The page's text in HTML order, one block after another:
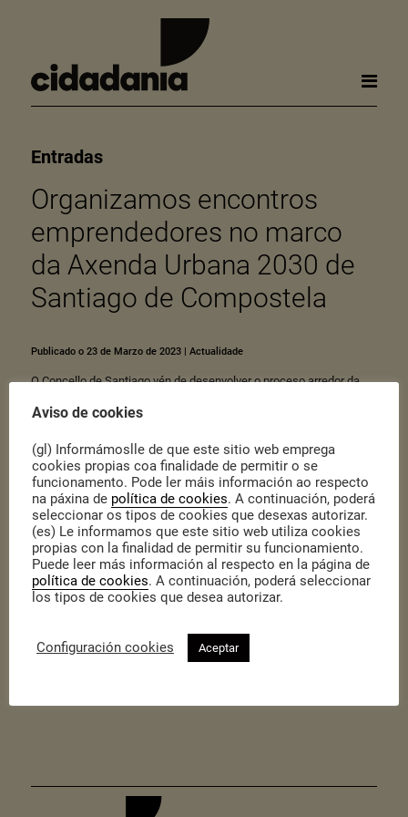
Entradas
Organizamos encontros
emprendedores no marco
da Axenda Urbana 2030 de
Santiago de Compostela
Publicado o 23 de Marzo de 2023| Actualidade
O Concello de Santiago vén de desenvolver o proceso arredor da
municipais a través dunha diagnose, identificando os retos
o 2023 acompañaremos ao Concello na difusión da Axenda Urbana
2030 e a súa documentación, en constante revisión.
Unha vez por mes organizamos un Encontro Emprendedor arredor
doseixos temáticosque estruturan a Axenda Urbana. Estes
encontros emprendedores teñen o dobre obxectivo de difundir a
Axenda Urbana 2030, así como o de poñer en valor aquelas
iniciativas empresariais, cooperativas e asociativas no territorio
que xa están a desenvolver a súa actividade arredor dos eixos
Aviso de cookies
(gl) Informámoslle de que este sitio web emprega
cookies propias coa finalidade de permitir o se
funcionamento. Pode ler máis información ao respecto
na páxina de política de cookies. A continuación, poderá
seleccionar os tipos de cookies que desexas autorizar.
(es) Le informamos que este sitio web utiliza cookies
propias con la finalidad de permitir su funcionamiento.
Puede leer más información al respecto en la página de
política de cookies. A continuación, poderá seleccionar
los tipos de cookies que desea autorizar.
Configuración cookies Aceptar